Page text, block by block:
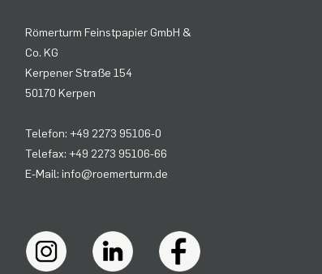
Römerturm Feinstpapier GmbH &
Co. KG
Kerpener Straße 154
50170 Kerpen
Telefon: +49 2273 95106-0
Telefax: +49 2273 95106-66
E-Mail: info@roemerturm.de